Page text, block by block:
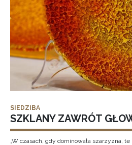
SIEDZIBA
SZKLANY ZAWRÓT
„W czasach, gdy dominowała szarzyzna,